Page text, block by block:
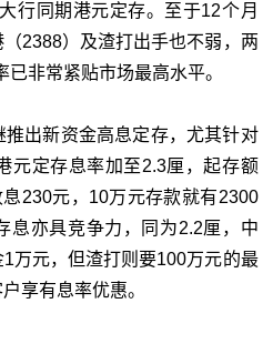
行同期港元定存。至于12个月
2388）及渣打出手也不弱，两
非常紧贴市场最高水平。
出新资金高息定存，尤其针对
元定存息率加至2.3厘，起存额
230元，10万元存款就有2300
息亦具竞争力，同为2.2厘，中
万元，但渣打则要100万元的最
享有息率优惠。